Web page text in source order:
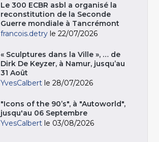
Le 300 ECBR asbl a organisé la
reconstitution de la Seconde
Guerre mondiale à Tancrémont
francois.detry le 22/07/2026
« Sculptures dans la Ville », … de
Dirk De Keyzer, à Namur, jusqu’au
31 Août
YvesCalbert le 28/07/2026
"Icons of the 90’s", à "Autoworld",
jusqu'au 06 Septembre
YvesCalbert le 03/08/2026